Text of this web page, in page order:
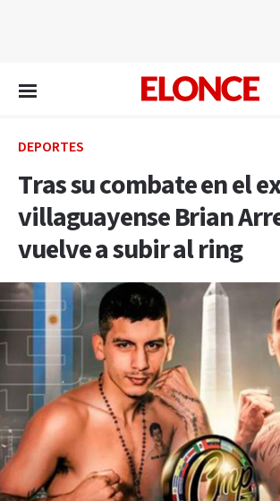
DEPORTES
Tras su combate en el
villaguayense Brian
vuelve a subir al ring